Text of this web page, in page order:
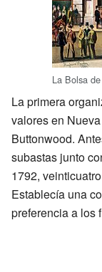
La Bolsa
La primera
valores en
Buttonwood.
subastas junto
1792,
Establecía una
preferencia a los